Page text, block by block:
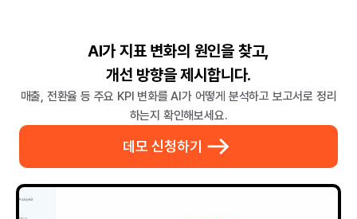
AI가 지표 변화의 원인을 찾고,
개선 방향을 제시합니다.
매출, 전환율 등 주요 KPI 변화를 AI가 어떻게 분석하고 보고서로 정리
하는지 확인해보세요.
데모 신청하기